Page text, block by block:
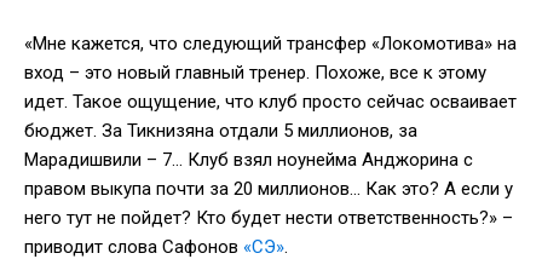
«Мне кажется, что следующий трансфер «Локомотива» на
вход – это новый главный тренер. Похоже, все к этому
идет. Такое ощущение, что клуб просто сейчас осваивает
бюджет. За Тикнизяна отдали 5 миллионов, за
Марадишвили – 7... Клуб взял ноунейма Анджорина с
правом выкупа почти за 20 миллионов... Как это? А если у
него тут не пойдет? Кто будет нести ответственность?» –
приводит слова Сафонов «СЭ».